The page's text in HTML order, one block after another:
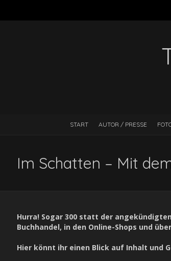
START AUTOR / PRESSE
Im Schatten – Mit
Hurra! Sogar 300 statt der
Buchhandel, in den Online-Shops und
Hier könnt ihr einen Blick auf Inhalt und